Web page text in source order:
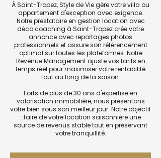
À Saint-Tropez, Style de Vie gère votre villa ou
appartement d'exception avec exigence.
Notre prestataire en gestion location avec
déco coaching à Saint-Tropez crée votre
annonce avec reportages photos
professionnels et assure son référencement
optimal sur toutes les plateformes. Notre
Revenue Management ajuste vos tarifs en
temps réel pour maximiser votre rentabilité
tout au long de la saison.
Forts de plus de 30 ans d'expertise en
valorisation immobilière, nous présentons
votre bien sous son meilleur jour. Notre objectif
: faire de votre location saisonnière une
source de revenus stable tout en préservant
votre tranquillité.